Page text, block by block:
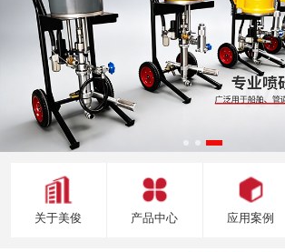
关于美俊 产品中心 应用案例